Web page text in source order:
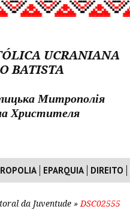
UCRANIANA
BATISTA
Митрополія
Христителя
EPARQUIA DIREITO
da Juventude » DSC02555